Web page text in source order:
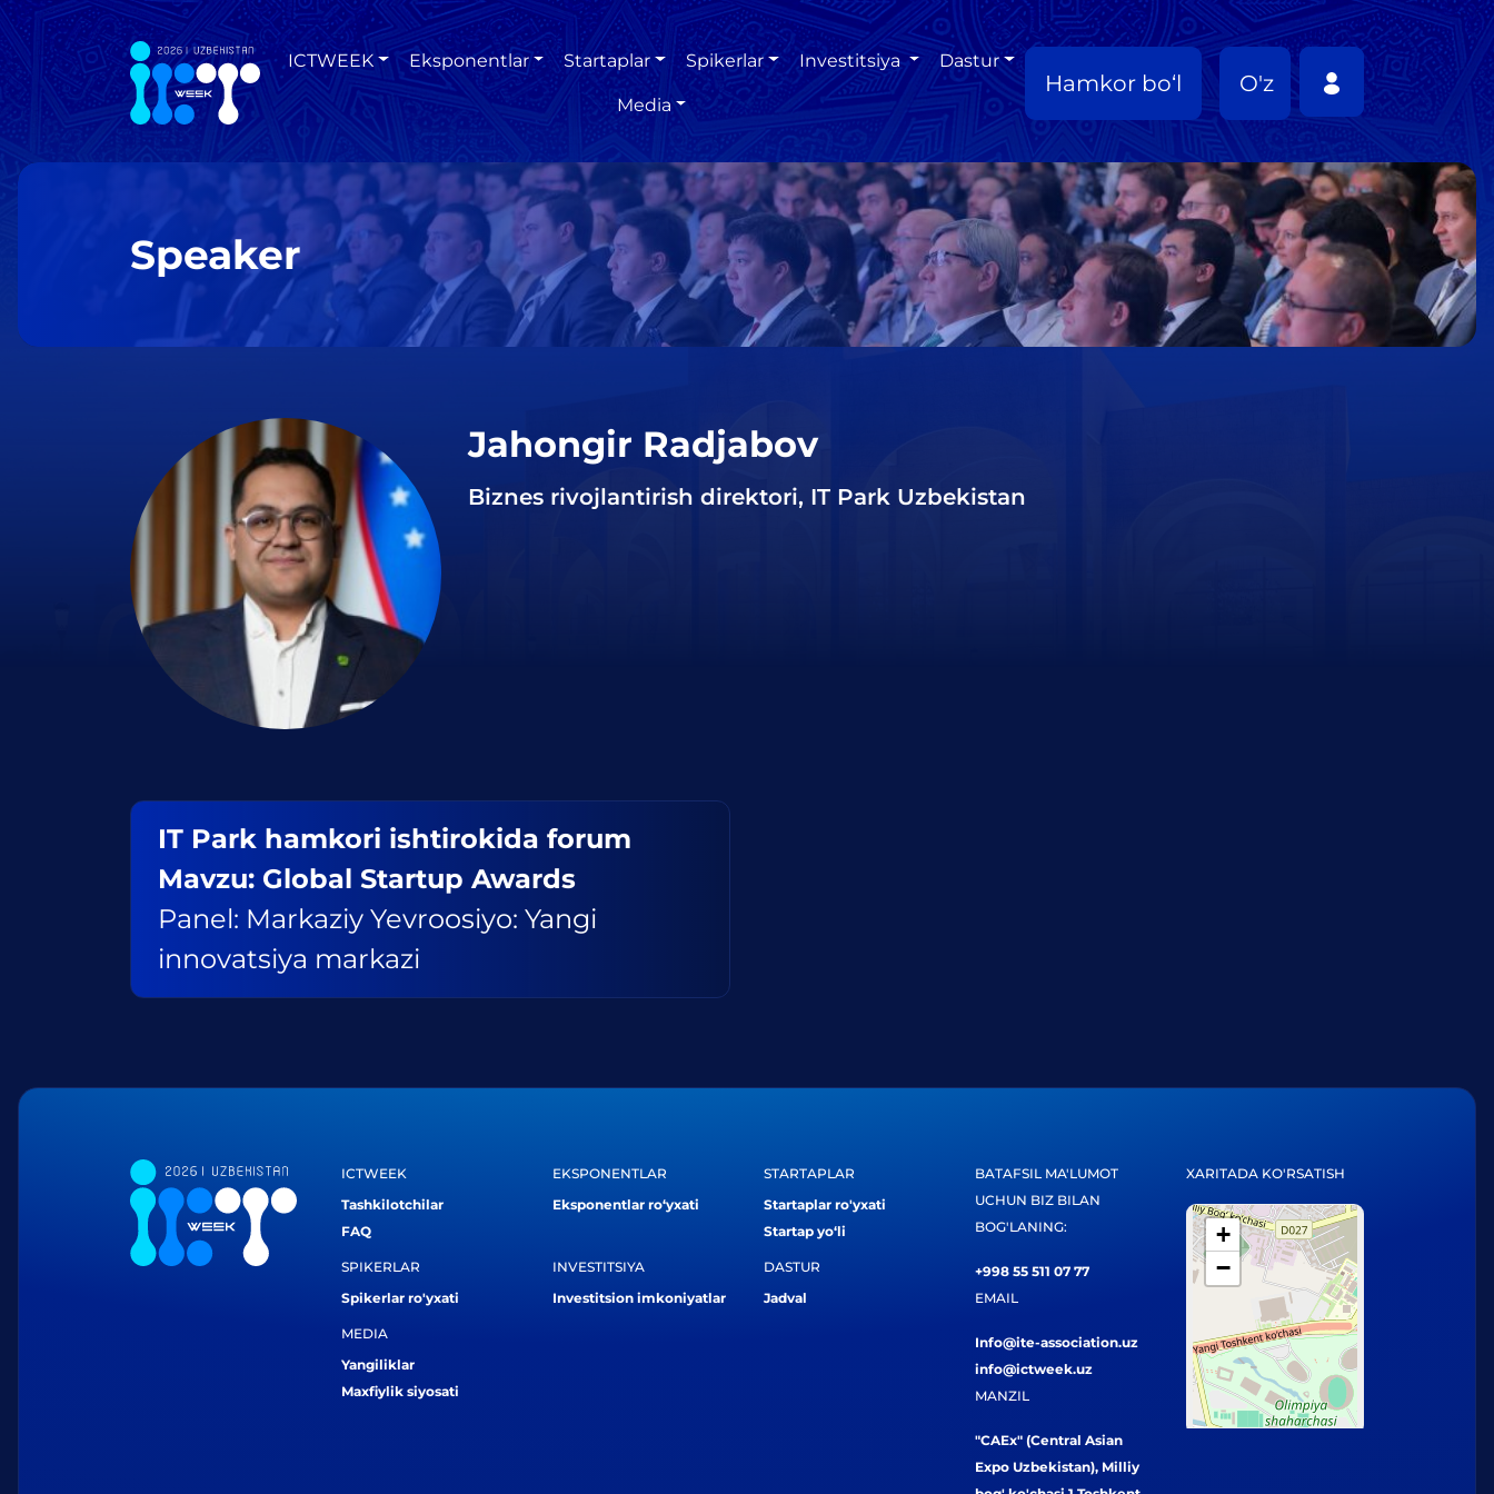
ICTWEEK Eksponentlar Startaplar Spikerlar Investitsiya Dastur
Media
Hamkor bo‘l O'z
Speaker
Jahongir Radjabov
Biznes rivojlantirish direktori, IT Park Uzbekistan
IT Park hamkori ishtirokida forum
Mavzu: Global Startup Awards
Panel: Markaziy Yevroosiyo: Yangi
innovatsiya markazi
ICTWEEK
Tashkilotchilar
FAQ
EKSPONENTLAR
Eksponentlar ro‘yxati
STARTAPLAR
Startaplar ro'yxati
Startap yo‘li
SPIKERLAR
Spikerlar ro'yxati
INVESTITSIYA
Investitsion imkoniyatlar
DASTUR
Jadval
MEDIA
Yangiliklar
Maxfiylik siyosati
BATAFSIL MA'LUMOT
UCHUN BIZ BILAN
BOG'LANING:
+998 55 511 07 77
EMAIL
Info@ite-association.uz
info@ictweek.uz
MANZIL
"CAEx" (Central Asian
Expo Uzbekistan), Milliy
XARITADA KO'RSATISH
+
−